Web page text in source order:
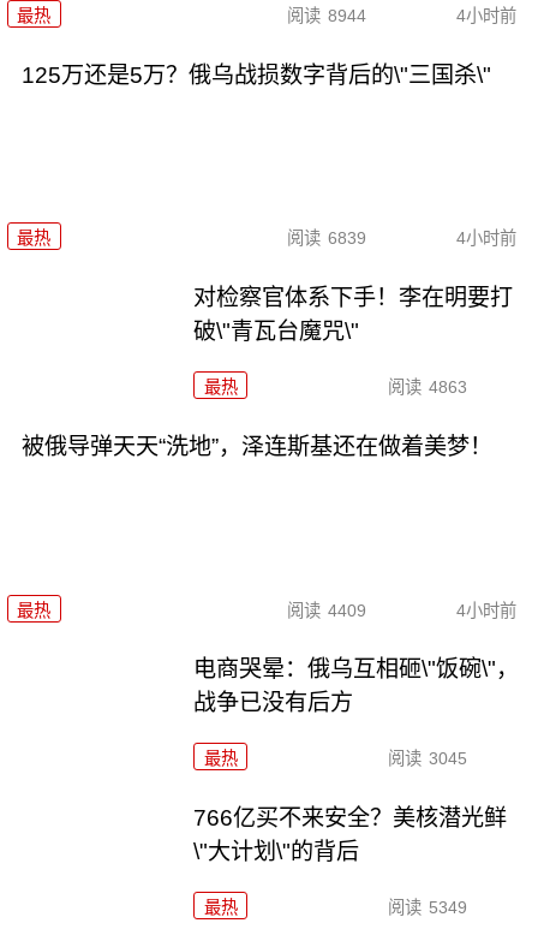
最热 阅读 8944 4小时前
125万还是5万？俄乌战损数字背后的\"三国杀\"
最热 阅读 6839 4小时前
对检察官体系下手！李在明要打
破\"青瓦台魔咒\"
最热 阅读 4863
被俄导弹天天“洗地”，泽连斯基还在做着美梦！
最热 阅读 4409 4小时前
电商哭晕：俄乌互相砸\"饭碗\"，
战争已没有后方
最热 阅读 3045
766亿买不来安全？美核潜光鲜
\"大计划\"的背后
最热 阅读 5349